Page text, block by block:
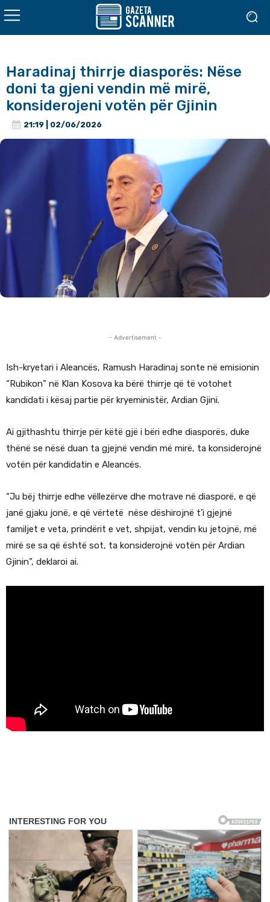
Haradinaj thirrje diasporës: Nëse
doni ta gjeni vendin më mirë,
konsiderojeni votën për Gjinin
21:19 | 02/06/2026
- Advertisement -
Ish-kryetari i Aleancës, Ramush Haradinaj sonte në emisionin
“Rubikon” në Klan Kosova ka bërë thirrje që të votohet
kandidati i kësaj partie për kryeministër, Ardian Gjini.
Ai gjithashtu thirrje për këtë gjë i bëri edhe diasporës, duke
thënë se nësë duan ta gjejnë vendin më mirë, ta konsiderojnë
votën për kandidatin e Aleancës.
“Ju bëj thirrje edhe vëllezërve dhe motrave në diasporë, e që
janë gjaku jonë, e që vërtetë nëse dëshirojnë t’i gjejnë
familjet e veta, prindërit e vet, shpijat, vendin ku jetojnë, më
mirë se sa që është sot, ta konsiderojnë votën për Ardian
Gjinin”, deklaroi ai.